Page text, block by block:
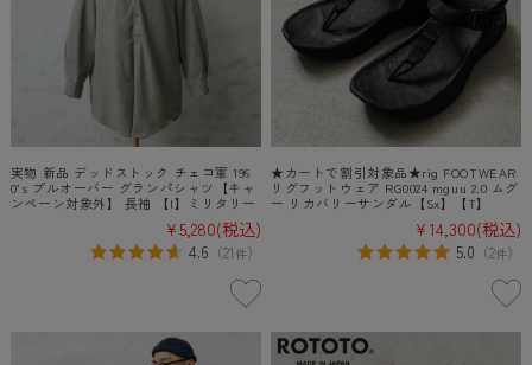
実物 新品 デッドストック チェコ軍 196
0’s プルオーバー グランパシャツ【キャ
ンペーン対象外】 長袖 【I】ミリタリー
¥5,280(税込)
4.6 （21件）
★カートで割引対象品★rig FOOTWEAR
リグフットウェア RG0024 mguu 2.0 ムグ
ー リカバリーサンダル【Sx】【T】
¥14,300(税込)
5.0 （2件）